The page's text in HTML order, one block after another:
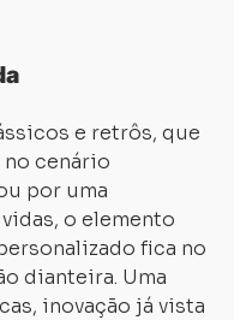
e retrôs, que
cenário
por uma
o elemento
fica no
dianteira. Uma
inovação já vista